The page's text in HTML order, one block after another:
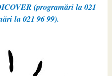
(programări la 021
la 021 96 99).